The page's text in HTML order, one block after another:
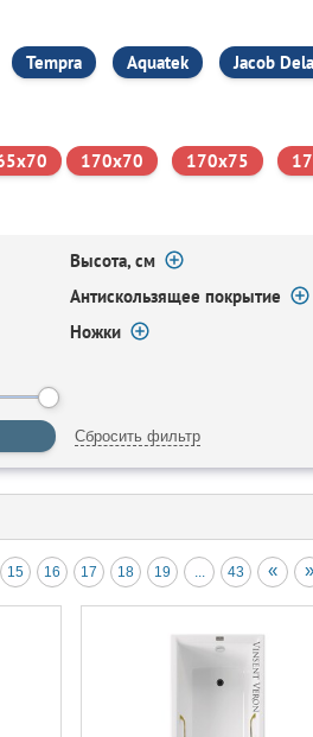
Tempra Aquatek Jacob
170х70 170х75
Высота, см
Антискользящее покрытие
Ножки
Сбросить фильтр
15 16 17 18 19 ... 43 « »